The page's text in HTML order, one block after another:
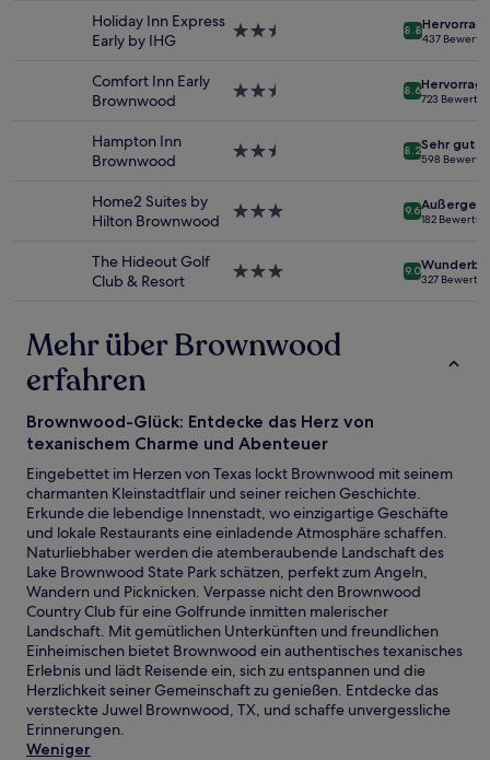
Verfügbarkeiten
Holiday Inn Express
Early by IHG
2.5-
8.8
437
Comfort Inn Early
Brownwood
2.5-
8.6
723
Hampton Inn
Brownwood
2.5-
8.2Sehr gut
598
Home2 Suites by
Hilton Brownwood
3.0-
9.6
182
The Hideout Golf
Club & Resort
3.0-
9.0
327
Mehr über Brownwood
erfahren
Brownwood-Glück: Entdecke das Herz von
texanischem Charme und Abenteuer
Eingebettet im Herzen von Texas lockt Brownwood mit seinem
charmanten Kleinstadtflair und seiner reichen Geschichte.
Erkunde die lebendige Innenstadt, wo einzigartige Geschäfte
und lokale Restaurants eine einladende Atmosphäre schaffen.
Naturliebhaber werden die atemberaubende Landschaft des
Lake Brownwood State Park schätzen, perfekt zum Angeln,
Wandern und Picknicken. Verpasse nicht den Brownwood
Country Club für eine Golfrunde inmitten malerischer
Landschaft. Mit gemütlichen Unterkünften und freundlichen
Einheimischen bietet Brownwood ein authentisches texanisches
Erlebnis und lädt Reisende ein, sich zu entspannen und die
Herzlichkeit seiner Gemeinschaft zu genießen. Entdecke das
versteckte Juwel Brownwood, TX, und schaffe unvergessliche
Erinnerungen.
Weniger